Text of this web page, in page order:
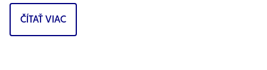
vývoja v oblasti digitálnej transformácie...
ČÍTAŤ VIAC